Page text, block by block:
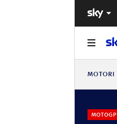
MOTORI
MOTOGP